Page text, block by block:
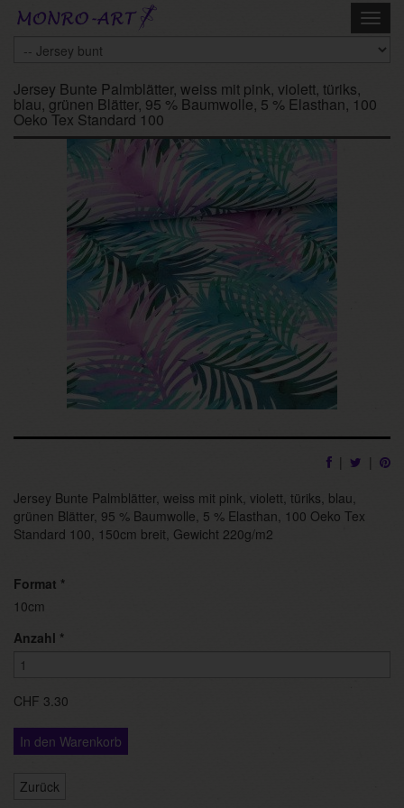
Skip
Jersey Bunte Palmblätter, weiss mit pink, violett, türiks,
blau, grünen Blätter, 95 % Baumwolle, 5 % Elasthan, 100
Oeko Tex Standard 100
|
|
Jersey Bunte Palmblätter, weiss mit pink, violett, türiks, blau,
grünen Blätter, 95 % Baumwolle, 5 % Elasthan, 100 Oeko Tex
Standard 100, 150cm breit, Gewicht 220g/m2
Format *
10cm
Anzahl *
CHF 3.30
In den Warenkorb
Zurück